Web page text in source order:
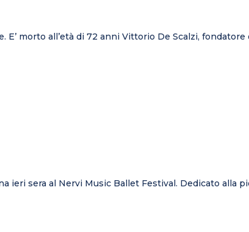
morto all’età di 72 anni Vittorio De Scalzi,
ieri sera al Nervi Music Ballet Festival. Dedicato alla